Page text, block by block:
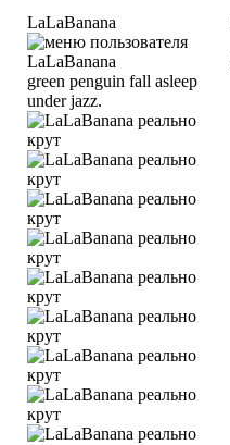
LaLaBanana
green penguin fall asleep
under jazz.